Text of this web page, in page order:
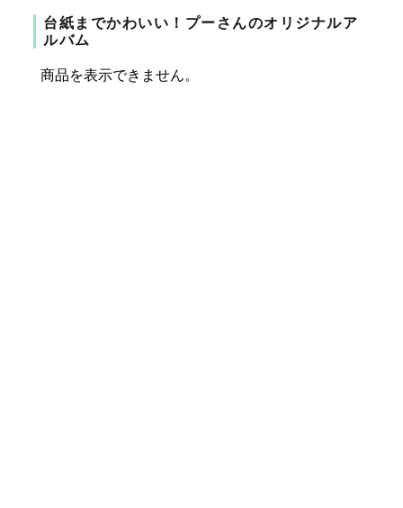
台紙までかわいい！プーさんのオリジナルア
ルバム